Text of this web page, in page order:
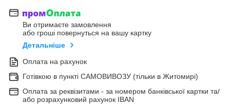
Ви отримаєте замовлення
або гроші повернуться на вашу картку
Детальніше
Оплата на рахунок
Готівкою в пункті САМОВИВОЗУ (тільки в Житомирі)
Оплата за реквізитами - за номером банківської картки та/
або розрахунковий рахунок IBAN